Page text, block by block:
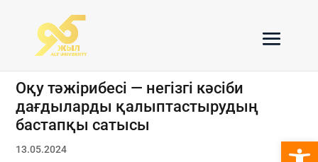
Оқу тәжірибесі — негізгі кәсіби
дағдыларды қалыптастырудың
бастапқы сатысы
13.05.2024